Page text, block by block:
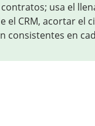
usa el
CRM, acortar el
consistentes en